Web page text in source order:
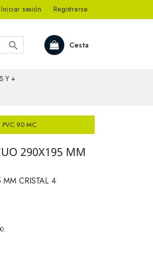
Iniciar sesión · Registrarse
Cesta

Y +
PVC 90 MC
290X195 MM
CRISTAL 4